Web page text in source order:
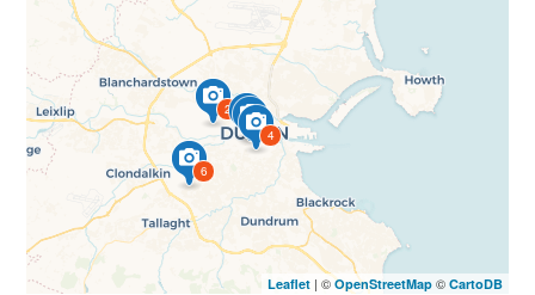
1
2
34
6
Leaflet| ©OpenStreetMap© CartoDB